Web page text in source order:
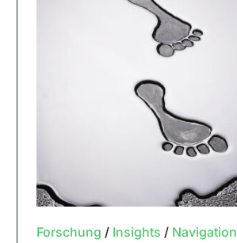
Forschung / Insights / Navigation